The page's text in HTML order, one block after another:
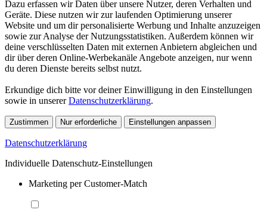
Dazu erfassen wir Daten über unsere Nutzer, deren Verhalten und
Geräte. Diese nutzen wir zur laufenden Optimierung unserer
Website und um dir personalisierte Werbung und Inhalte anzuzeigen
sowie zur Analyse der Nutzungsstatistiken. Außerdem können wir
deine verschlüsselten Daten mit externen Anbietern abgleichen und
dir über deren Online-Werbekanäle Angebote anzeigen, nur wenn
du deren Dienste bereits selbst nutzt.
Erkundige dich bitte vor deiner Einwilligung in den Einstellungen
sowie in unsererDatenschutzerklärung.
Zustimmen Nur erforderliche Einstellungen anpassen
Datenschutzerklärung
Individuelle Datenschutz-Einstellungen
Marketing per Customer-Match